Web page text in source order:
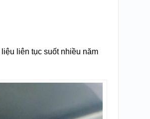
liên tục suốt nhiều năm